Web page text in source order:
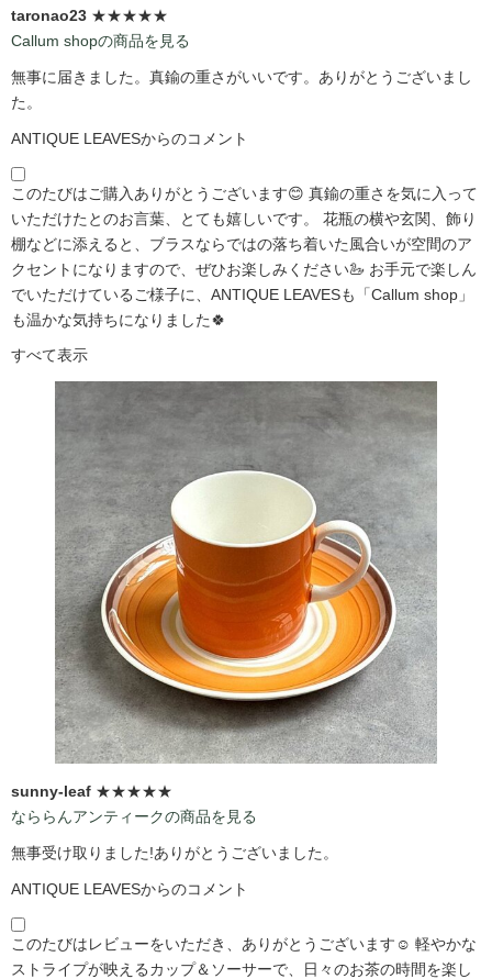
taronao23 ★★★★★
Callum shopの商品を見る
無事に届きました。真鍮の重さがいいです。ありがとうございまし
た。
ANTIQUE LEAVESからのコメント
このたびはご購入ありがとうございます😊 真鍮の重さを気に入って
いただけたとのお言葉、とても嬉しいです。 花瓶の横や玄関、飾り
棚などに添えると、ブラスならではの落ち着いた風合いが空間のア
クセントになりますので、ぜひお楽しみください🦢 お手元で楽しん
でいただけているご様子に、ANTIQUE LEAVESも「Callum shop」
も温かな気持ちになりました🍀
すべて表示
sunny-leaf ★★★★★
なららんアンティークの商品を見る
無事受け取りました!ありがとうございました。
ANTIQUE LEAVESからのコメント
このたびはレビューをいただき、ありがとうございます☺️ 軽やかな
ストライプが映えるカップ＆ソーサーで、日々のお茶の時間を楽し